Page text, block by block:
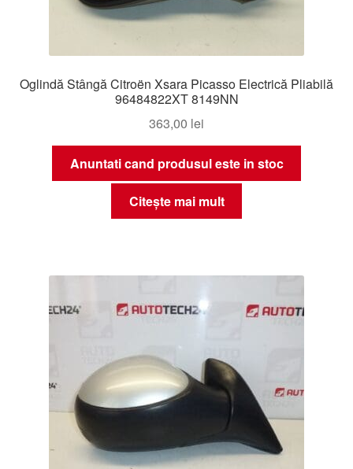
Oglindă Stângă Citroën Xsara Picasso Electrică Pliabilă
96484822XT 8149NN
363,00 lei
Anuntati cand produsul este in stoc
Citește mai mult